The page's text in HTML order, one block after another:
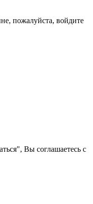
пожалуйста, войдите
Вы соглашаетесь с